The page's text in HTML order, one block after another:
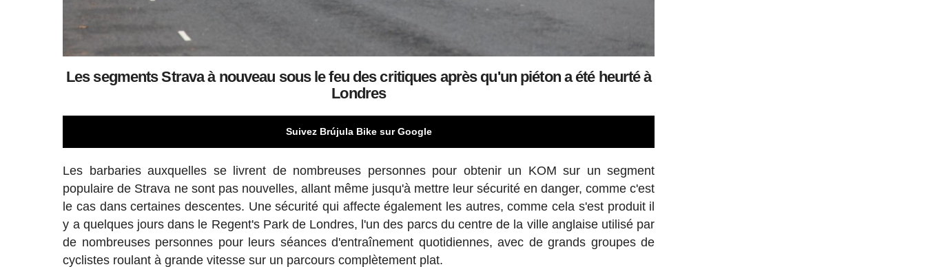
Les segments Strava à nouveau sous le feu des critiques après qu'un piéton a été heurté à
Londres
Suivez Brújula Bike sur Google
Les barbaries auxquelles se livrent de nombreuses personnes pour obtenir un KOM sur un segment
populaire de Strava ne sont pas nouvelles, allant même jusqu'à mettre leur sécurité en danger, comme c'est
le cas dans certaines descentes. Une sécurité qui affecte également les autres, comme cela s'est produit il
y a quelques jours dans le Regent's Park de Londres, l'un des parcs du centre de la ville anglaise utilisé par
de nombreuses personnes pour leurs séances d'entraînement quotidiennes, avec de grands groupes de
cyclistes roulant à grande vitesse sur un parcours complètement plat.